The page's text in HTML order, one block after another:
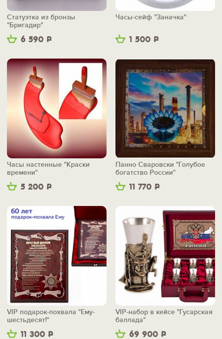
6 590 Р
Статуэтка из бронзы
"Бригадир"
1 500 Р
Часы-сейф "Заначка"
5 200 Р
Часы настенные "Краски
времени"
11 770 Р
Панно Сваровски "Голубое
богатство России"
11 300 Р
VIP подарок-похвала "Ему-
шестьдесят!"
69 900 Р
VIP-набор в кейсе "Гусарская
баллада"